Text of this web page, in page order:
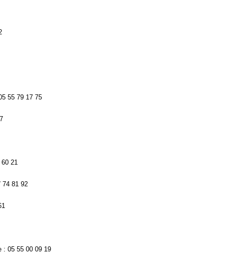
55 79 17 75
21
74 81 92
: 05 55 00 09 19